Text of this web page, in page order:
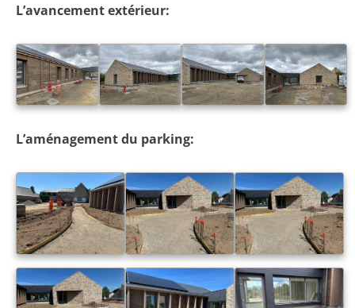
L’avancement extérieur:
L’aménagement du parking: